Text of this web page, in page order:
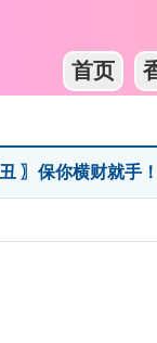
首页
〗保你横财就手